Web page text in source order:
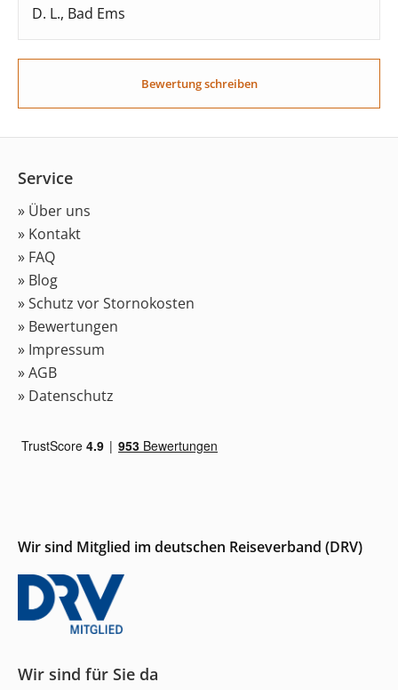
D. L., Bad Ems
Bewertung schreiben
Service
» Über uns
» Kontakt
» FAQ
» Blog
» Schutz vor Stornokosten
» Bewertungen
» Impressum
» AGB
» Datenschutz
Wir sind Mitglied im deutschen Reiseverband (DRV)
Wir sind für Sie da